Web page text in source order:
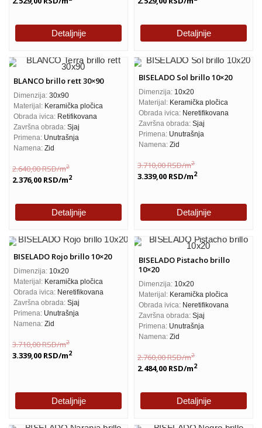
Detaljnije Detaljnije
BLANCO brillo rett 30×90
Dimenzija: 30x90
Materijal: Keramička pločica
Obrada ivica: Retifikovana
Završna obrada: Sjaj
Primena: Unutrašnja
Namena: Zid
2.640,00RSD/m2
2.376,00 RSD/m2
Detaljnije
BISELADO Sol brillo 10×20
Dimenzija: 10x20
Materijal: Keramička pločica
Obrada ivica: Neretifikovana
Završna obrada: Sjaj
Primena: Unutrašnja
Namena: Zid
3.710,00RSD/m2
3.339,00 RSD/m2
Detaljnije
BISELADO Rojo brillo 10×20
Dimenzija: 10x20
Materijal: Keramička pločica
Obrada ivica: Neretifikovana
Završna obrada: Sjaj
Primena: Unutrašnja
Namena: Zid
3.710,00RSD/m2
3.339,00 RSD/m2
Detaljnije
BISELADO Pistacho brillo
10×20
Dimenzija: 10x20
Materijal: Keramička pločica
Obrada ivica: Neretifikovana
Završna obrada: Sjaj
Primena: Unutrašnja
Namena: Zid
2.760,00RSD/m2
2.484,00 RSD/m2
Detaljnije